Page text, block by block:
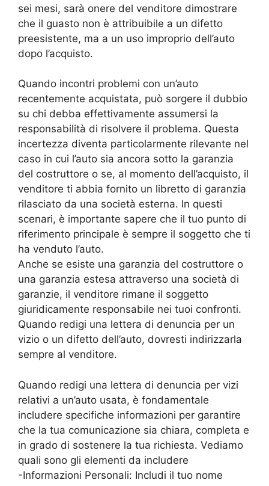
sei mesi, sarà onere del venditore dimostrare
che il guasto non è attribuibile a un difetto
preesistente, ma a un uso improprio dell’auto
dopo l’acquisto.
Quando incontri problemi con un’auto
recentemente acquistata, può sorgere il dubbio
su chi debba effettivamente assumersi la
responsabilità di risolvere il problema. Questa
incertezza diventa particolarmente rilevante nel
caso in cui l’auto sia ancora sotto la garanzia
del costruttore o se, al momento dell’acquisto, il
venditore ti abbia fornito un libretto di garanzia
rilasciato da una società esterna. In questi
scenari, è importante sapere che il tuo punto di
riferimento principale è sempre il soggetto che ti
ha venduto l’auto.
Anche se esiste una garanzia del costruttore o
una garanzia estesa attraverso una società di
garanzie, il venditore rimane il soggetto
giuridicamente responsabile nei tuoi confronti.
Quando redigi una lettera di denuncia per un
vizio o un difetto dell’auto, dovresti indirizzarla
sempre al venditore.
Quando redigi una lettera di denuncia per vizi
relativi a un’auto usata, è fondamentale
includere specifiche informazioni per garantire
che la tua comunicazione sia chiara, completa e
in grado di sostenere la tua richiesta. Vediamo
quali sono gli elementi da includere
-Informazioni Personali: Includi il tuo nome